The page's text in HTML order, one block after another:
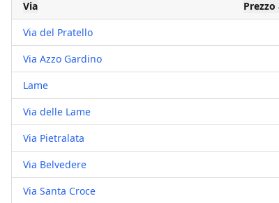
Via
Via del Pratello
Via Azzo Gardino
Lame
Via delle Lame
Via Pietralata
Via Belvedere
Via Santa Croce